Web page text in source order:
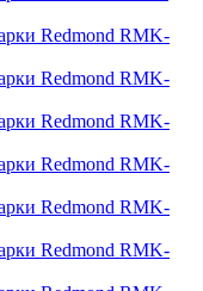
Redmond RMK-
Redmond RMK-
Redmond RMK-
Redmond RMK-
Redmond RMK-
Redmond RMK-